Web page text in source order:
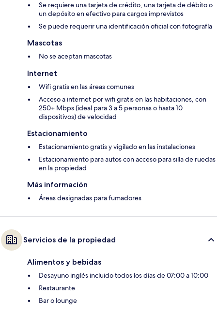
Se requiere una tarjeta de crédito, una tarjeta de débito o
un depósito en efectivo para cargos imprevistos
Se puede requerir una identificación oficial con fotografía
Mascotas
No se aceptan mascotas
Internet
Wifi gratis en las áreas comunes
Acceso a internet por wifi gratis en las habitaciones, con
250+ Mbps (ideal para 3 a 5 personas o hasta 10
dispositivos) de velocidad
Estacionamiento
Estacionamiento gratis y vigilado en las instalaciones
Estacionamiento para autos con acceso para silla de ruedas
en la propiedad
Más información
Áreas designadas para fumadores
Servicios de la propiedad
Alimentos y bebidas
Desayuno inglés incluido todos los días de 07:00 a 10:00
Restaurante
Bar o lounge